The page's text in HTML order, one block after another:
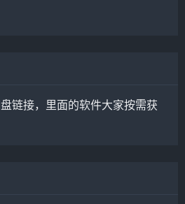
链接，里面的软件大家按需获